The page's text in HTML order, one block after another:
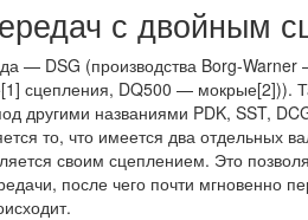
с двойным
— DSG (производства Borg-
сцепления, DQ500 — мокрые[2])).
другими названиями PDK, SST,
то, что имеется два отдельных
своим сцеплением. Это
после чего почти мгновенно